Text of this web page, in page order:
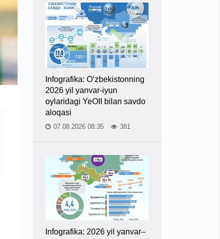
Infografika: O‘zbekistonning
2026 yil yanvar-iyun
oylaridagi YeOII bilan savdo
aloqasi
07.08.2026 08:35 381
Infografika: 2026 yil yanvar–